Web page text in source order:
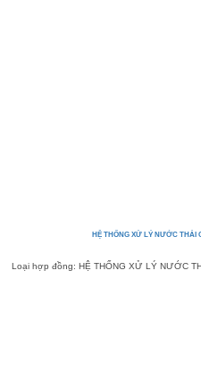
HỆ THỐNG XỬ LÝ NƯỚC THẢI
Loại hợp đồng: HỆ THỐNG XỬ LÝ NƯỚC